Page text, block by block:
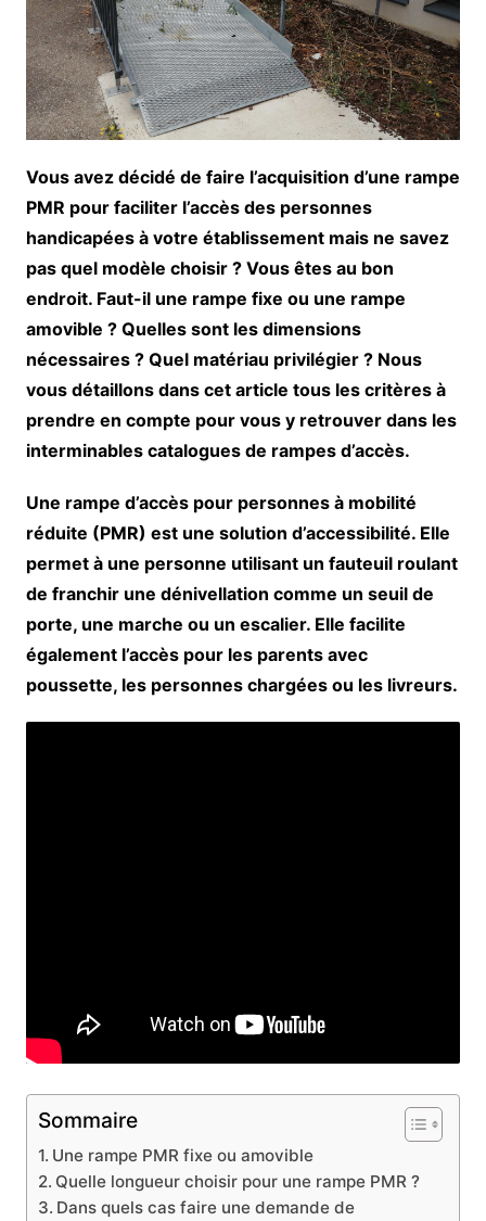
Vous avez décidé de faire l’acquisition d’une rampe
PMR pour faciliter l’accès des personnes
handicapées à votre établissement mais ne savez
pas quel modèle choisir ? Vous êtes au bon
endroit. Faut-il une rampe fixe ou une rampe
amovible ? Quelles sont les dimensions
nécessaires ? Quel matériau privilégier ? Nous
vous détaillons dans cet article tous les critères à
prendre en compte pour vous y retrouver dans les
interminables catalogues de rampes d’accès.
Une rampe d’accès pour personnes à mobilité
réduite (PMR) est une solution d’accessibilité. Elle
permet à une personne utilisant un fauteuil roulant
de franchir une dénivellation comme un seuil de
porte, une marche ou un escalier. Elle facilite
également l’accès pour les parents avec
poussette, les personnes chargées ou les livreurs.
Sommaire
Une rampe PMR fixe ou amovible
Quelle longueur choisir pour une rampe PMR ?
Dans quels cas faire une demande de